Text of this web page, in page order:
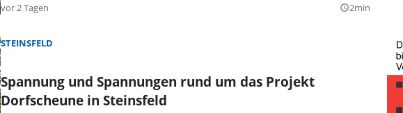
vor 2 Tagen query_builder2min
STEINSFELD
Spannung und Spannungen rund um das Projekt
Dorfscheune in Steinsfeld